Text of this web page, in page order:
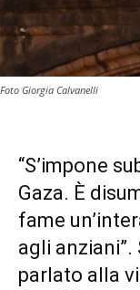
Foto Giorgia Calvanelli
“S’impone
Gaza. È
fame
agli
parlato alla